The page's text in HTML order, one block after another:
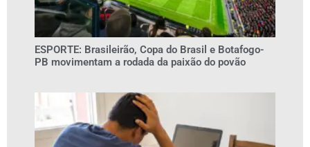
ESPORTE: Brasileirão, Copa do Brasil e Botafogo-
PB movimentam a rodada da paixão do povão